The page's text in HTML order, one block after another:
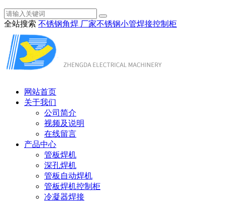
全站搜索 不锈钢角焊 厂家不锈钢小管焊接控制柜
网站首页
关于我们
公司简介
视频及说明
在线留言
产品中心
管板焊机
深孔焊机
管板自动焊机
管板焊机控制柜
冷凝器焊接